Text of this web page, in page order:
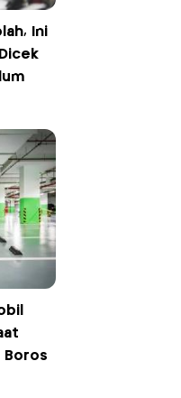
Ini
Boros